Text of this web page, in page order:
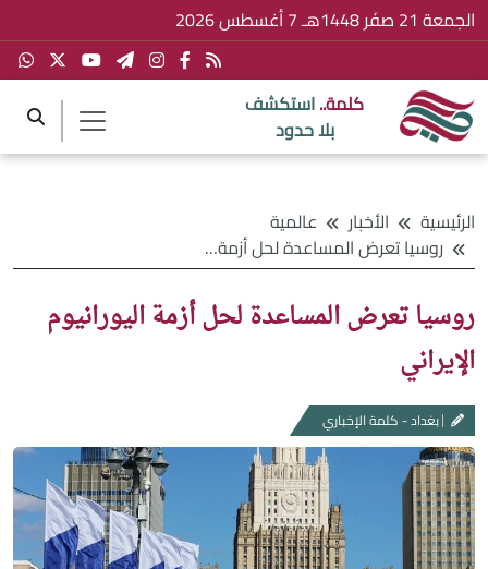
الجمعة 21 صفَر 1448هـ 7 أغسطس 2026
كلمة..استكشف
بلا حدود
الرئيسية الأخبار
عالمية
روسيا تعرض المساعدة لحل أزمة اليورانيوم الإيراني
روسيا تعرض المساعدة لحل أزمة اليورانيوم
الإيراني
بغداد - كلمة الإخباري